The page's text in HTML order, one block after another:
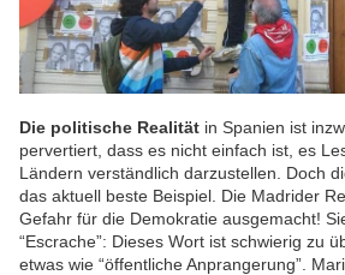
Die politische Realität in Spanien ist
pervertiert, dass es nicht einfach ist, es
Ländern verständlich darzustellen. Doch
das aktuell beste Beispiel. Die Madrider
Gefahr für die Demokratie ausgemacht!
“Escrache”: Dieses Wort ist schwierig zu
etwas wie “öffentliche Anprangerung”.